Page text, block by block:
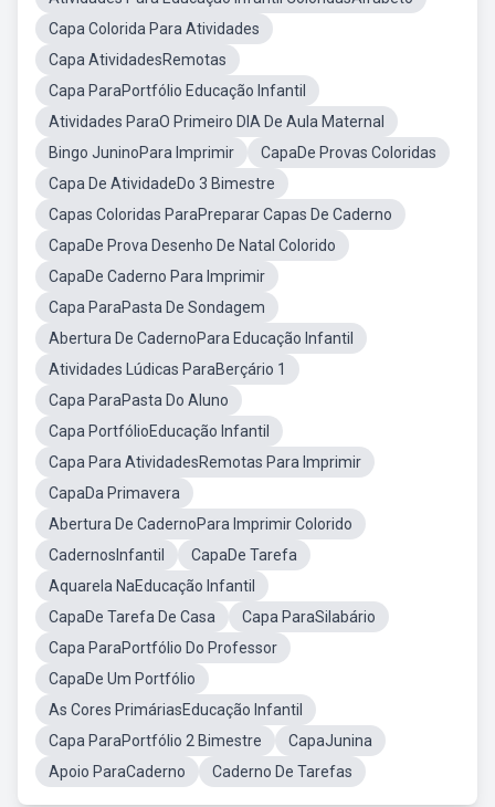
Capa Colorida Para Atividades
Capa AtividadesRemotas
Capa ParaPortfólio Educação Infantil
Atividades ParaO Primeiro DIA De Aula Maternal
Bingo JuninoPara Imprimir
CapaDe Provas Coloridas
Capa De AtividadeDo 3 Bimestre
Capas Coloridas ParaPreparar Capas De Caderno
CapaDe Prova Desenho De Natal Colorido
CapaDe Caderno Para Imprimir
Capa ParaPasta De Sondagem
Abertura De CadernoPara Educação Infantil
Atividades Lúdicas ParaBerçário 1
Capa ParaPasta Do Aluno
Capa PortfólioEducação Infantil
Capa Para AtividadesRemotas Para Imprimir
CapaDa Primavera
Abertura De CadernoPara Imprimir Colorido
CadernosInfantil
CapaDe Tarefa
Aquarela NaEducação Infantil
CapaDe Tarefa De Casa
Capa ParaSilabário
Capa ParaPortfólio Do Professor
CapaDe Um Portfólio
As Cores PrimáriasEducação Infantil
Capa ParaPortfólio 2 Bimestre
CapaJunina
Apoio ParaCaderno
Caderno De Tarefas